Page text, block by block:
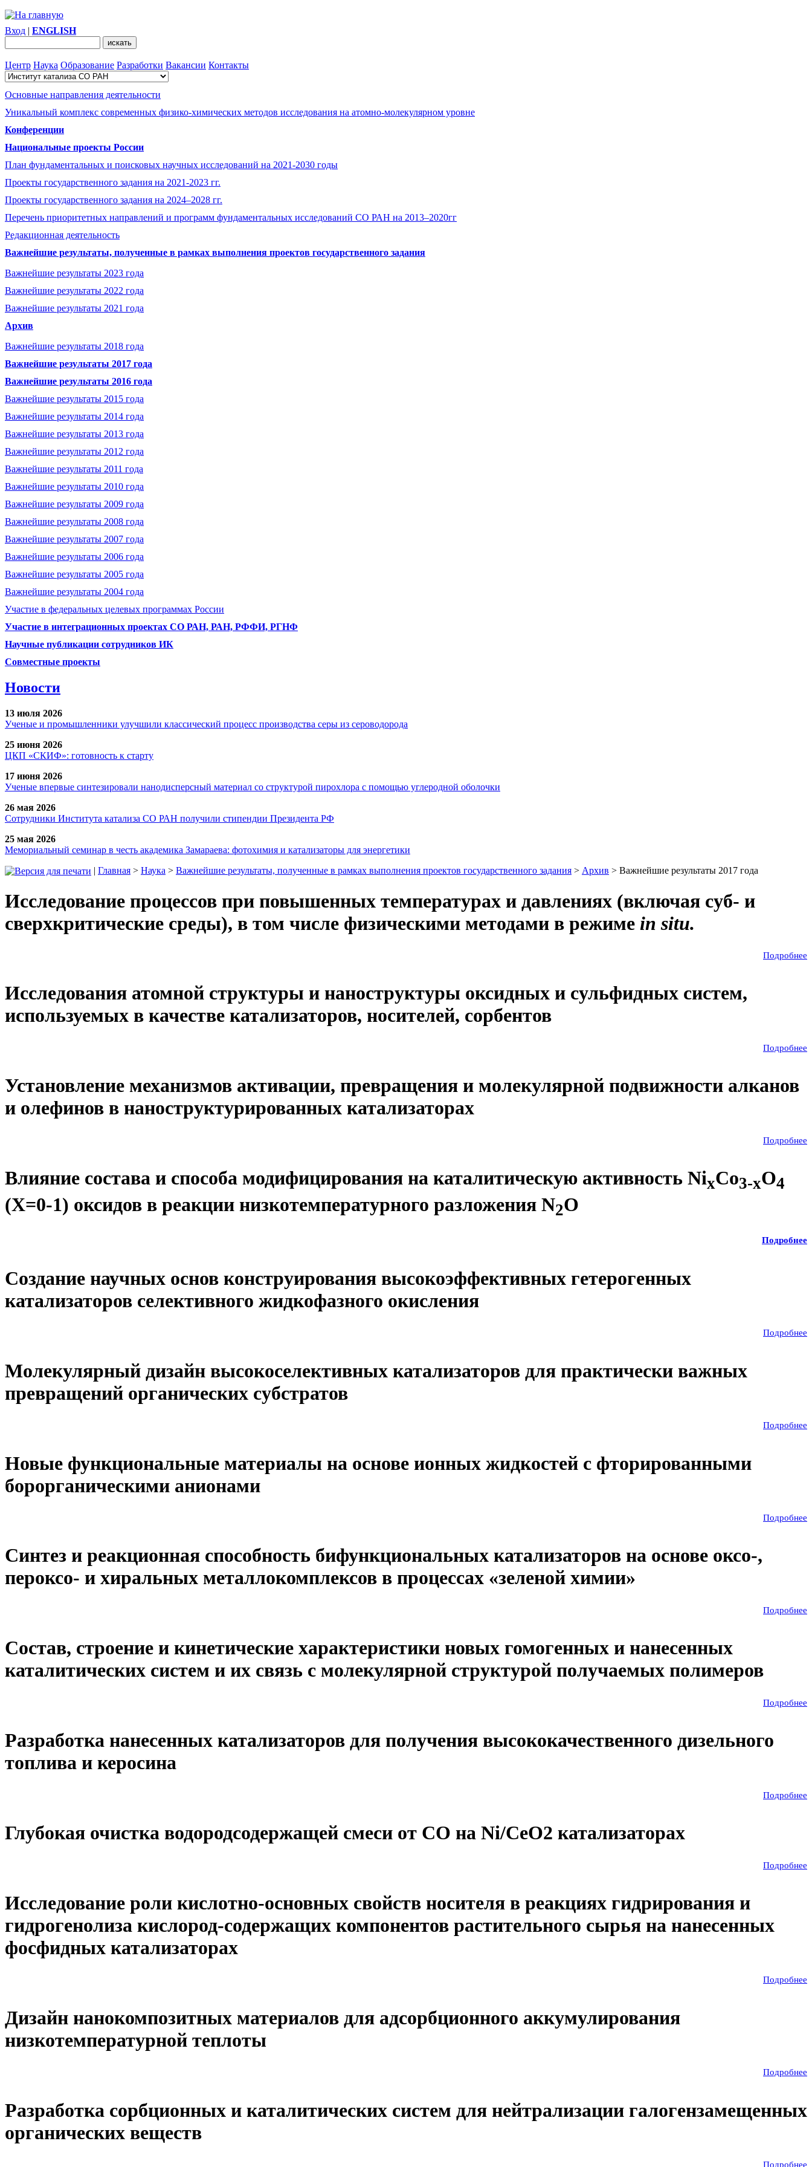
Вход | ENGLISH
Центр Наука Образование Разработки Вакансии Контакты
Основные направления деятельности
Уникальный комплекс современных физико-химических методов исследования на атомно-молекулярном уровне
Конференции
Национальные проекты России
План фундаментальных и поисковых научных исследований на 2021-2030 годы
Проекты государственного задания на 2021-2023 гг.
Проекты государственного задания на 2024–2028 гг.
Перечень приоритетных направлений и программ фундаментальных исследований СО РАН на 2013–2020гг
Редакционная деятельность
Важнейшие результаты, полученные в рамках выполнения проектов государственного задания
Важнейшие результаты 2023 года
Важнейшие результаты 2022 года
Важнейшие результаты 2021 года
Архив
Важнейшие результаты 2018 года
Важнейшие результаты 2017 года
Важнейшие результаты 2016 года
Важнейшие результаты 2015 года
Важнейшие результаты 2014 года
Важнейшие результаты 2013 года
Важнейшие результаты 2012 года
Важнейшие результаты 2011 года
Важнейшие результаты 2010 года
Важнейшие результаты 2009 года
Важнейшие результаты 2008 года
Важнейшие результаты 2007 года
Важнейшие результаты 2006 года
Важнейшие результаты 2005 года
Важнейшие результаты 2004 года
Участие в федеральных целевых программах России
Участие в интеграционных проектах СО РАН, РАН, РФФИ, РГНФ
Научные публикации сотрудников ИК
Совместные проекты
Новости
13 июля 2026
Ученые и промышленники улучшили классический процесс производства серы из сероводорода
25 июня 2026
ЦКП «СКИФ»: готовность к старту
17 июня 2026
Ученые впервые синтезировали нанодисперсный материал со структурой пирохлора с помощью углеродной оболочки
26 мая 2026
Сотрудники Института катализа СО РАН получили стипендии Президента РФ
25 мая 2026
Мемориальный семинар в честь академика Замараева: фотохимия и катализаторы для энергетики
| Главная > Наука > Важнейшие результаты, полученные в рамках выполнения проектов государственного задания > Архив > Важнейшие результаты 2017 года
Исследование процессов при повышенных температурах и давлениях (включая суб- и
сверхкритические среды), в том числе физическими методами в режиме in situ.
Подробнее
Исследования атомной структуры и наноструктуры оксидных и сульфидных систем,
используемых в качестве катализаторов, носителей, сорбентов
Подробнее
Установление механизмов активации, превращения и молекулярной подвижности алканов
и олефинов в наноструктурированных катализаторах
Подробнее
Влияние состава и способа модифицирования на каталитическую активность NixCo3-xO4
(Х=0-1) оксидов в реакции низкотемпературного разложения N2O
Подробнее
Создание научных основ конструирования высокоэффективных гетерогенных
катализаторов селективного жидкофазного окисления
Подробнее
Молекулярный дизайн высокоселективных катализаторов для практически важных
превращений органических субстратов
Подробнее
Новые функциональные материалы на основе ионных жидкостей с фторированными
борорганическими анионами
Подробнее
Синтез и реакционная способность бифункциональных катализаторов на основе оксо-,
пероксо- и хиральных металлокомплексов в процессах «зеленой химии»
Подробнее
Состав, строение и кинетические характеристики новых гомогенных и нанесенных
каталитических систем и их связь с молекулярной структурой получаемых полимеров
Подробнее
Разработка нанесенных катализаторов для получения высококачественного дизельного
топлива и керосина
Подробнее
Глубокая очистка водородсодержащей смеси от СО на Ni/CeO2 катализаторах
Подробнее
Исследование роли кислотно-основных свойств носителя в реакциях гидрирования и
гидрогенолиза кислород-содержащих компонентов растительного сырья на нанесенных
фосфидных катализаторах
Подробнее
Дизайн нанокомпозитных материалов для адсорбционного аккумулирования
низкотемпературной теплоты
Подробнее
Разработка сорбционных и каталитических систем для нейтрализации галогензамещенных
органических веществ
Подробнее